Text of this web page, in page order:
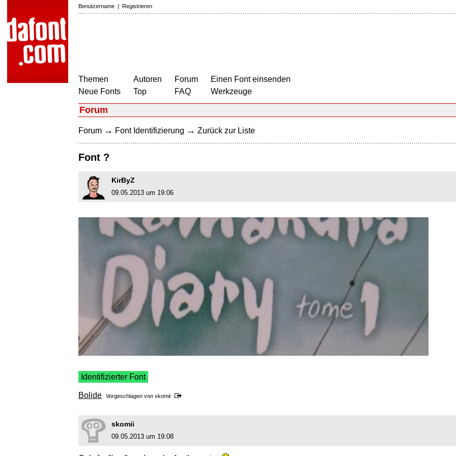
Benutzername | Registrieren
Themen
Neue Fonts
Autoren
Top
Forum
FAQ
Einen Font einsenden
Werkzeuge
Forum
Forum → Font Identifizierung → Zurück zur Liste
Font ?
KirByZ
09.05.2013 um 19:06
Identifizierter Font
Bolide Vorgeschlagen von skomii
skomii
09.05.2013 um 19:08